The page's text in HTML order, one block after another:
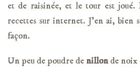
et de raisinée, et le tour est joué.
recettes sur internet. J’en ai, bien
façon.
Un peu de poudre de nillonde noix